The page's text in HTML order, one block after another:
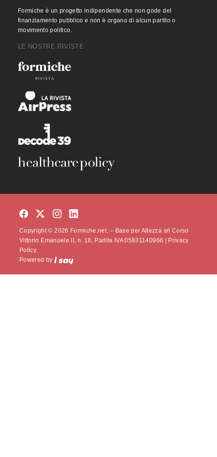
Formiche è un progetto indipendente che non gode del
finanziamento pubblico e non è organo di alcun partito o
movimento politico.
LE NOSTRE RIVISTE
Copyright © 2026 Formiche.net. – Base per Altezza srl Corso
Vittorio Emanuele II, n. 18, Partita IVA 05831140966 |
Privacy
Policy.
Powered by